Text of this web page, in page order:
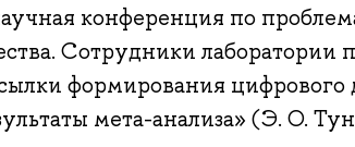
конференция по
Сотрудники лаборатории
формирования цифрового
мета-анализа» (Э. О.